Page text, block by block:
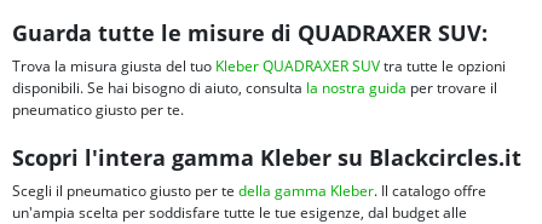
Guarda tutte le misure di QUADRAXER SUV:
Trova la misura giusta del tuo Kleber QUADRAXER SUVtra tutte le opzioni
disponibili. Se hai bisogno di aiuto, consulta la nostra guida per trovare il
pneumatico giusto per te.
Scopri l'intera gamma Kleber su Blackcircles.it
Scegli il pneumatico giusto per te della gamma Kleber. Il catalogo offre
un'ampia scelta per soddisfare tutte le tue esigenze, dal budget alle